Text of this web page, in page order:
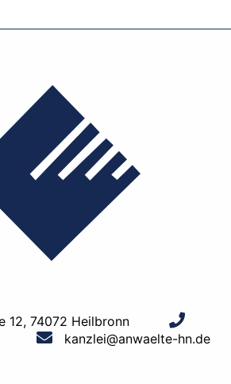
12, 74072 Heilbronn
kanzlei@anwaelte-hn.de